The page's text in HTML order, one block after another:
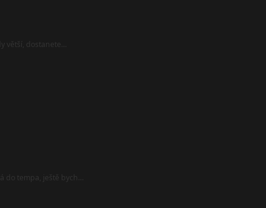
větší, dostanete…
tempa, ještě bych…